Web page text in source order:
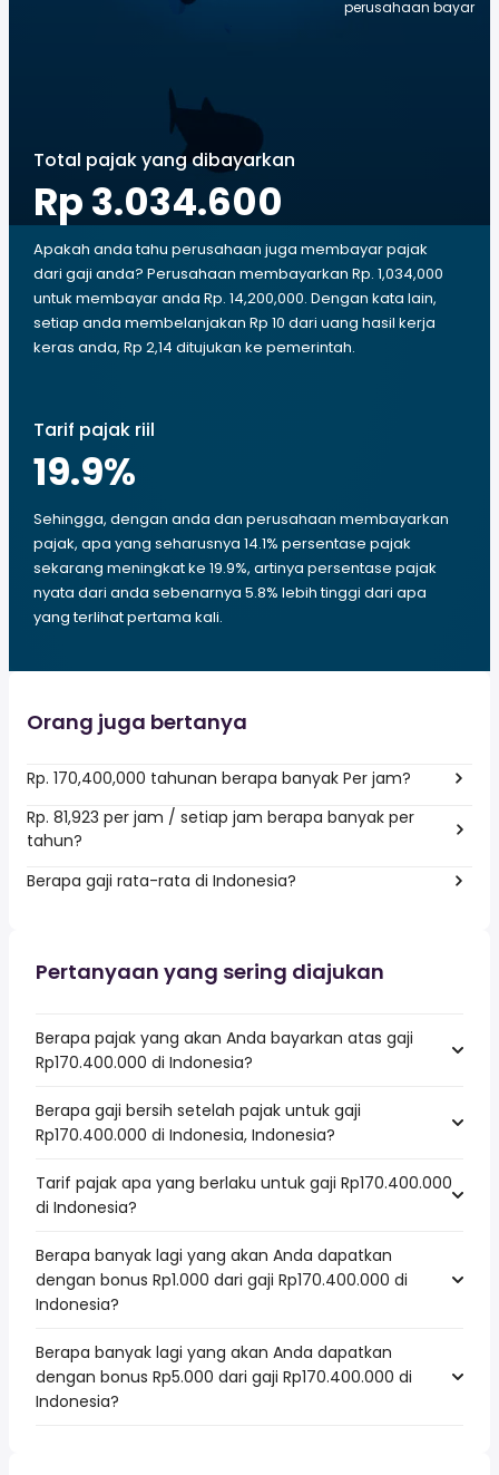
perusahaan bayar
Total pajak yang dibayarkan
Rp 3.034.600
Apakah anda tahu perusahaan juga membayar pajak
dari gaji anda? Perusahaan membayarkan Rp. 1,034,000
untuk membayar anda Rp. 14,200,000. Dengan kata lain,
setiap anda membelanjakan Rp 10 dari uang hasil kerja
keras anda, Rp 2,14 ditujukan ke pemerintah.
Tarif pajak riil
19.9%
Sehingga, dengan anda dan perusahaan membayarkan
pajak, apa yang seharusnya 14.1% persentase pajak
sekarang meningkat ke 19.9%, artinya persentase pajak
nyata dari anda sebenarnya 5.8% lebih tinggi dari apa
yang terlihat pertama kali.
Orang juga bertanya
Rp. 170,400,000 tahunan berapa banyak Per jam?
Rp. 81,923 per jam / setiap jam berapa banyak per
tahun?
Berapa gaji rata-rata di Indonesia?
Pertanyaan yang sering diajukan
Berapa pajak yang akan Anda bayarkan atas gaji
Rp170.400.000 di Indonesia?
Berapa gaji bersih setelah pajak untuk gaji
Rp170.400.000 di Indonesia, Indonesia?
Tarif pajak apa yang berlaku untuk gaji Rp170.400.000
di Indonesia?
Berapa banyak lagi yang akan Anda dapatkan
dengan bonus Rp1.000 dari gaji Rp170.400.000 di
Indonesia?
Berapa banyak lagi yang akan Anda dapatkan
dengan bonus Rp5.000 dari gaji Rp170.400.000 di
Indonesia?